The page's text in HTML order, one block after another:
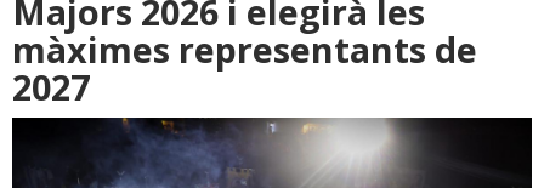
Majors 2026 i elegirà les
màximes representants de
2027